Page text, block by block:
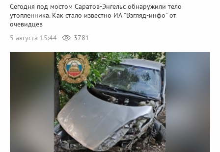
Сегодня под мостом Саратов-Энгельс обнаружили тело
утопленника. Как стало известно ИА "Взгляд-инфо" от
очевидцев
5 августа 15:44
3781